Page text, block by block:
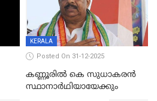
KERALA
Posted On 31-12-2025
കണ്ണൂരിൽ കെ സുധാകരൻ
സ്ഥാനാർഥിയായേക്കും